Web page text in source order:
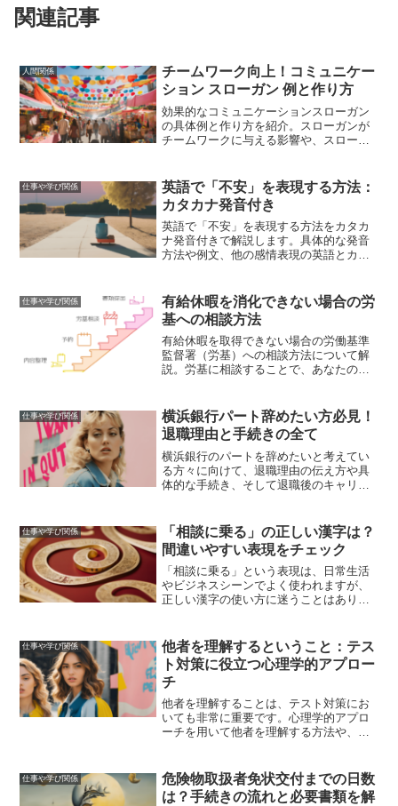
関連記事
人間関係
チームワーク向上！コミュニケー
ション スローガン 例と作り方
効果的なコミュニケーションスローガン
の具体例と作り方を紹介。スローガンが
チームワークに与える影響や、スローガ
仕事や学び関係
英語で「不安」を表現する方法：
カタカナ発音付き
英語で「不安」を表現する方法をカタカ
ナ発音付きで解説します。具体的な発音
方法や例文、他の感情表現の英語とカタ
持って発音できるようにサポートしま
す。
仕事や学び関係
有給休暇を消化できない場合の労
基への相談方法
有給休暇を取得できない場合の労働基準
監督署（労基）への相談方法について解
説。労基に相談することで、あなたの権
仕事や学び関係
横浜銀行パート辞めたい方必見！
退職理由と手続きの全て
横浜銀行のパートを辞めたいと考えてい
る方々に向けて、退職理由の伝え方や具
体的な手続き、そして退職後のキャリア
次のステップへ進むためのヒントを得ら
れるでしょう。
仕事や学び関係
「相談に乗る」の正しい漢字は？
間違いやすい表現をチェック
「相談に乗る」という表現は、日常生活
やビジネスシーンでよく使われますが、
正しい漢字の使い方に迷うことはありま
をしてしまうこともあります。この記事
では、「相談に乗る」の正...
仕事や学び関係
他者を理解するということ：テス
ト対策に役立つ心理学的アプロー
チ
他者を理解することは、テスト対策にお
いても非常に重要です。心理学的アプロ
ーチを用いて他者を理解する方法や、そ
し、学びを深めるためのヒントを提供し
ます。
仕事や学び関係
危険物取扱者免状交付までの日数
は？手続きの流れと必要書類を解